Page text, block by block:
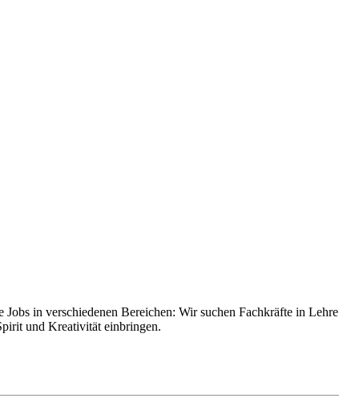
in verschiedenen Bereichen: Wir suchen Fachkräfte in
und Kreativität einbringen.